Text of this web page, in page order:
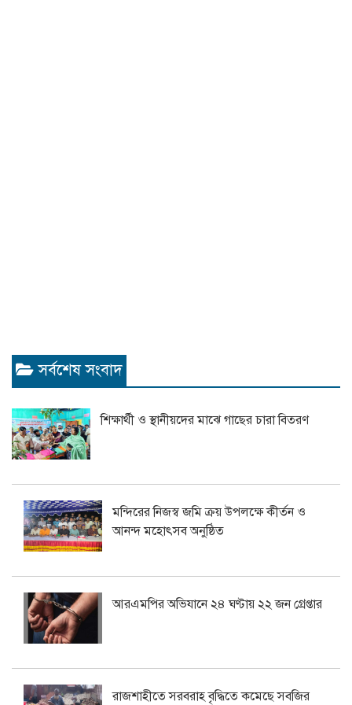
সর্বশেষ সংবাদ
শিক্ষার্থী ও স্থানীয়দের মাঝে গাছের চারা বিতরণ
মন্দিরের নিজস্ব জমি ক্রয় উপলক্ষে কীর্তন ও
আনন্দ মহোৎসব অনুষ্ঠিত
আরএমপির অভিযানে ২৪ ঘণ্টায় ২২ জন গ্রেপ্তার
রাজশাহীতে সরবরাহ বৃদ্ধিতে কমেছে সবজির